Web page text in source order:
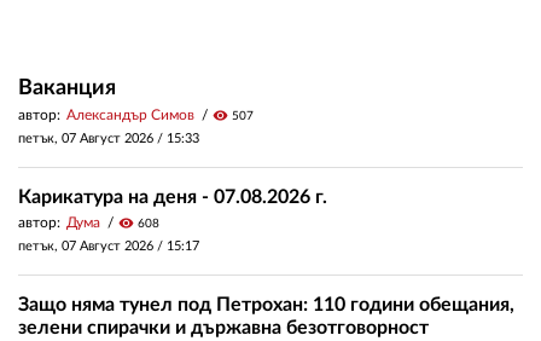
Ваканция
автор: Александър Симов visibility 507
петък, 07 Август 2026 / 15:33
Карикатура на деня - 07.08.2026 г.
автор: Дума visibility 608
петък, 07 Август 2026 / 15:17
Защо няма тунел под Петрохан: 110 години обещания,
зелени спирачки и държавна безотговорност